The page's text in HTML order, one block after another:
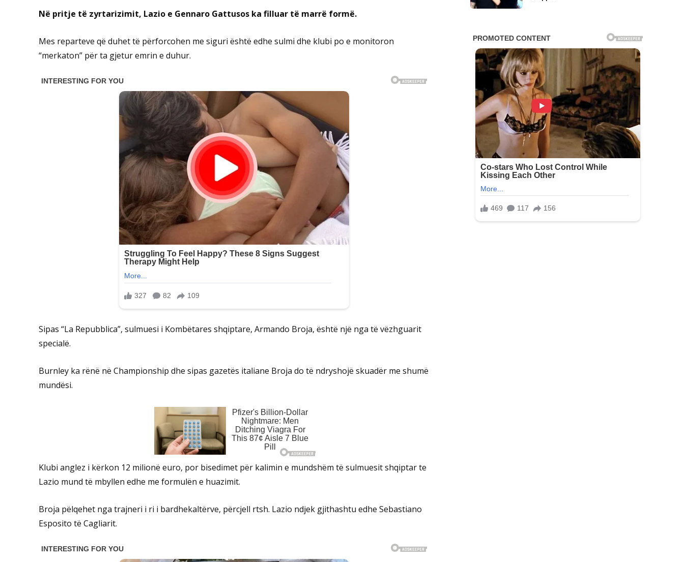
Në pritje të zyrtarizimit, Lazio e Gennaro Gattusos ka filluar të marrë formë.
Mes reparteve që duhet të përforcohen me siguri është edhe sulmi dhe klubi po e monitoron
“merkaton” për ta gjetur emrin e duhur.
Sipas “La Repubblica”, sulmuesi i Kombëtares shqiptare, Armando Broja, është një nga të vëzhguarit
specialë.
Burnley ka rënë në Championship dhe sipas gazetës italiane Broja do të ndryshojë skuadër me shumë
mundësi.
Klubi anglez i kërkon 12 milionë euro, por bisedimet për kalimin e mundshëm të sulmuesit shqiptar te
Lazio mund të mbyllen edhe me formulën e huazimit.
Broja pëlqehet nga trajneri i ri i bardhekaltërve, përcjell rtsh. Lazio ndjek gjithashtu edhe Sebastiano
Esposito të Cagliarit.